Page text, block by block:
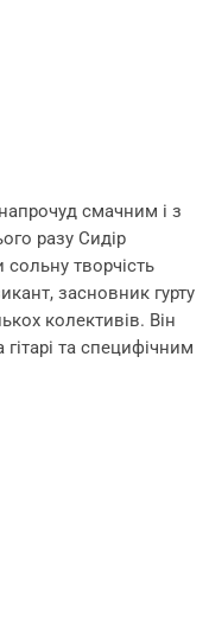
смачним і з
разу Сидір
сольну творчість
засновник гурту
колективів. Він
та специфічним